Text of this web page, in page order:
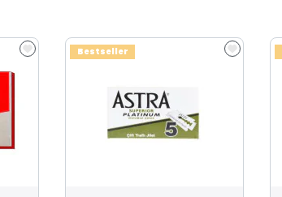
Bestseller